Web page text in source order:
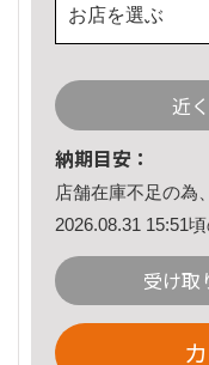
お店を選ぶ
近
納期目安：
店舗在庫不足の為
2026.08.31 15:51
受け取